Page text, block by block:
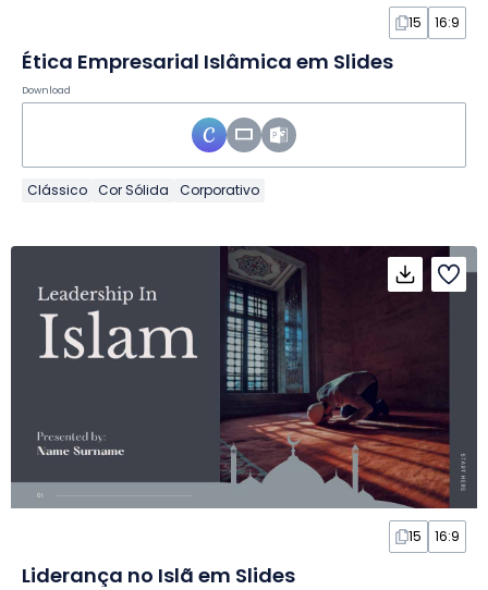
15 16:9
Ética Empresarial Islâmica em Slides
Download
Clássico Cor Sólida Corporativo
15 16:9
Liderança no Islã em Slides